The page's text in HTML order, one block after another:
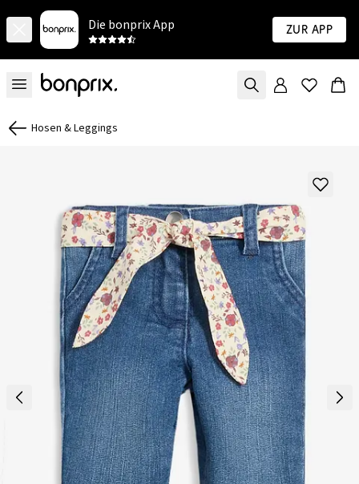
Die bonprix App Zur App
Hosen & Leggings